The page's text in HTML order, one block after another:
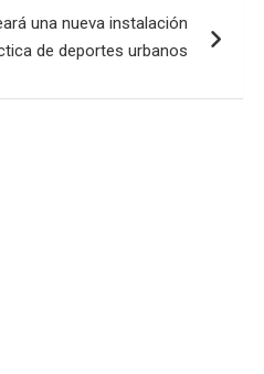
una nueva instalación
de deportes urbanos